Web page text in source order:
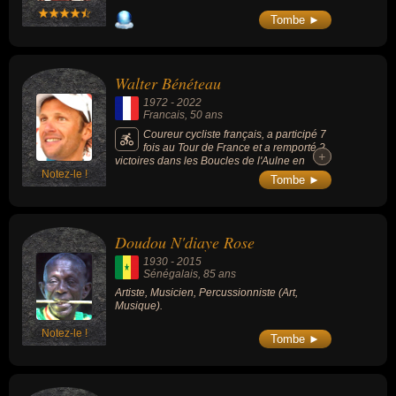
Tombe ►
Notez-le !
Walter Bénéteau
1972 - 2022
Francais , 50 ans
Coureur cycliste français, a participé 7
fois au Tour de France et a remporté 2
victoires dans les Boucles de l'Aulne en
+
+
Tombe ►
Notez-le !
Doudou N'diaye Rose
1930 - 2015
Sénégalais, 85 ans
Artiste, Musicien, Percussionniste (Art,
Musique).
Tombe ►